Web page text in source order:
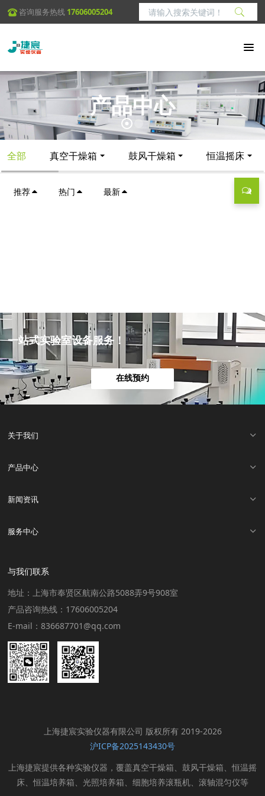
咨询服务热线 17606005204
产品中心
全部 真空干燥箱 鼓风干燥箱 恒温摇床
推荐 热门 最新
一站式实验室设备服务！
在线预约
关于我们
产品中心
新闻资讯
服务中心
与我们联系
地址：上海市奉贤区航南公路5088弄9号908室
产品咨询热线：17606005204
E-mail：836687701@qq.com
上海捷宸实验仪器有限公司 版权所有 2019-2026
沪ICP备2025143430号
上海捷宸提供各种实验仪器，覆盖真空干燥箱、鼓风干燥箱、恒温摇
床、恒温培养箱、光照培养箱、细胞培养滚瓶机、滚轴混匀仪等